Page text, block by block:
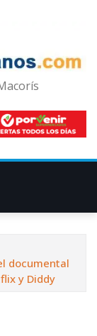
documental
y Diddy